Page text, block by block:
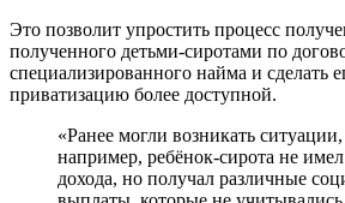
Это позволит упростить процесс
полученного детьми-сиротами по
специализированного найма и сделать
приватизацию более доступной.
«Ранее могли возникать ситуации,
например, ребёнок‑сирота не
дохода, но получал различные